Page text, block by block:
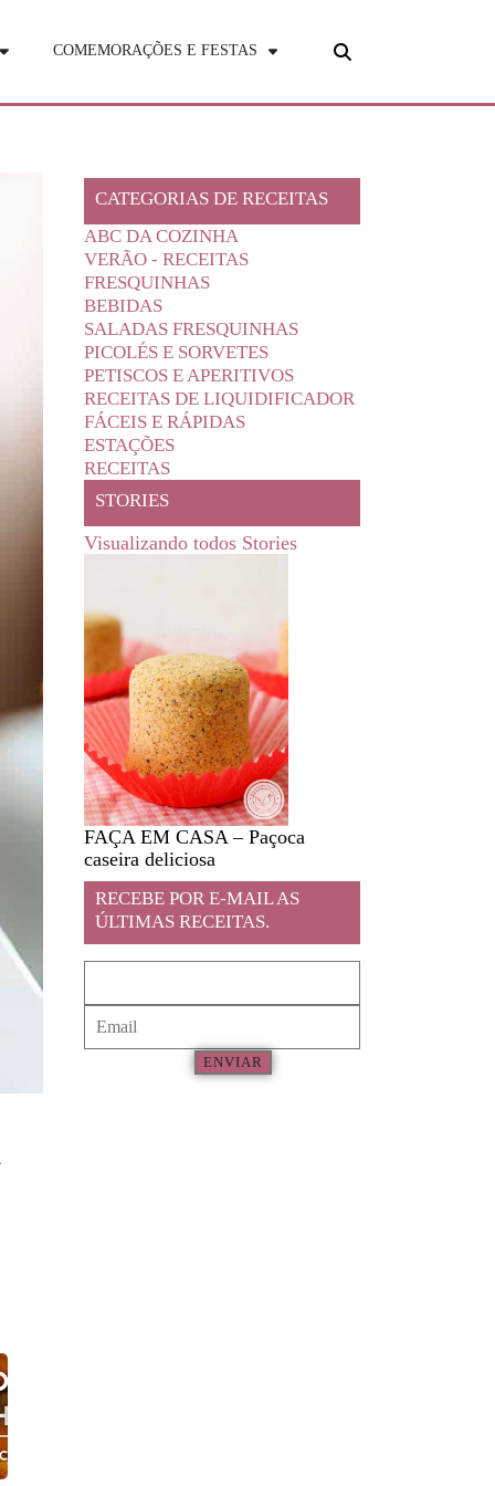
COMEMORAÇÕES E FESTAS
CATEGORIAS DE RECEITAS
ABC DA COZINHA
VERÃO - RECEITAS
FRESQUINHAS
BEBIDAS
SALADAS FRESQUINHAS
PICOLÉS E SORVETES
PETISCOS E APERITIVOS
RECEITAS DE LIQUIDIFICADOR
FÁCEIS E RÁPIDAS
ESTAÇÕES
RECEITAS
STORIES
Visualizando todos Stories
FAÇA EM CASA – Paçoca
caseira deliciosa
RECEBE POR E-MAIL AS
ÚLTIMAS RECEITAS.
ENVIAR